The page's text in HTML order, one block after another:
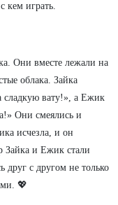
кем играть.
Они вместе лежали на
облака. Зайка
сладкую вату!», а Ежик
Они смеялись и
исчезла, и он
Зайка и Ежик стали
с другом не только
💖